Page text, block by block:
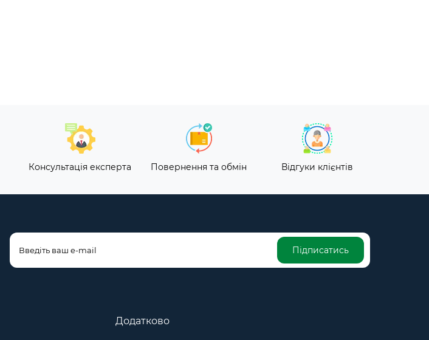
Консультація експерта Повернення та обмін Відгуки клієнтів
Підписатись
Додатково